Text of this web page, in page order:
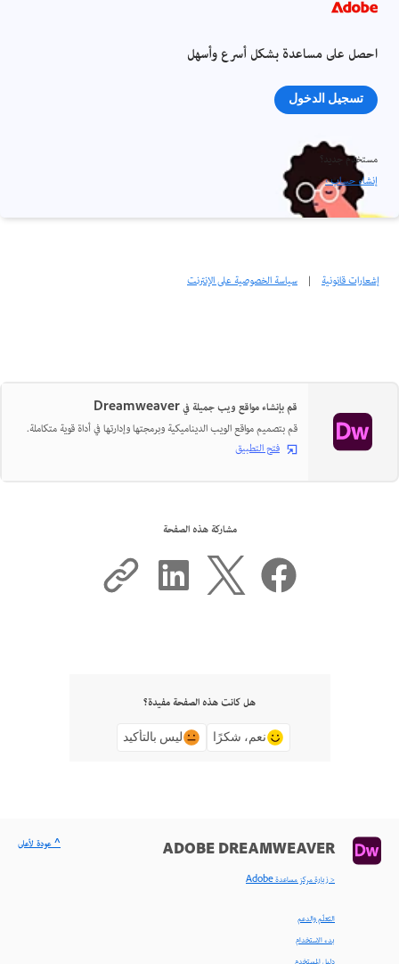
احصل على مساعدة بشكل أسرع وأسهل
تسجيل الدخول
مستخدم جديد؟
إنشاء حساب ›
إشعارات قانونية | سياسة الخصوصية على الإنترنت
قم بإنشاء مواقع ويب جميلة في Dreamweaver
قم بتصميم مواقع الويب الديناميكية وبرمجتها وإدارتها في أداة قوية متكاملة.
فتح التطبيق
مشاركة هذه الصفحة
هل كانت هذه الصفحة مفيدة؟
نعم، شكرًا ليس بالتأكيد
ADOBE DREAMWEAVER
< زيارة مركز مساعدة Adobe
التعلّم والدعم
بدء الاستخدام
^ عودة لأعلى